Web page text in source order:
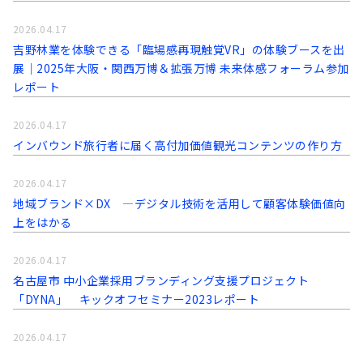
吉野林業を体験できる「臨場感再現触覚VR」の体験ブースを出
展｜2025年大阪・関西万博＆拡張万博 未来体感フォーラム参加
レポート
2026.04.17
インバウンド旅行者に届く高付加価値観光コンテンツの作り方
2026.04.17
地域ブランド×DX ―デジタル技術を活用して顧客体験価値向
上をはかる
2026.04.17
名古屋市 中小企業採用ブランディング支援プロジェクト
「DYNA」 キックオフセミナー2023レポート
2026.04.17
2026.04.17